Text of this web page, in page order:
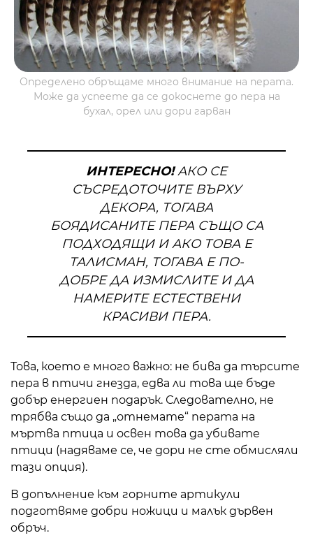
Определено обръщаме много внимание на перата.
Може да успеете да се докоснете до пера на
бухал, орел или дори гарван
ИНТЕРЕСНО!АКО СЕ
СЪСРЕДОТОЧИТЕ ВЪРХУ
ДЕКОРА, ТОГАВА
БОЯДИСАНИТЕ ПЕРА СЪЩО СА
ПОДХОДЯЩИ И АКО ТОВА Е
ТАЛИСМАН, ТОГАВА Е ПО-
ДОБРЕ ДА ИЗМИСЛИТЕ И ДА
НАМЕРИТЕ ЕСТЕСТВЕНИ
КРАСИВИ ПЕРА.
Това, което е много важно: не бива да търсите
пера в птичи гнезда, едва ли това ще бъде
добър енергиен подарък. Следователно, не
трябва също да „отнемате“ перата на
мъртва птица и освен това да убивате
птици (надяваме се, че дори не сте обмисляли
тази опция).
В допълнение към горните артикули
подготвяме добри ножици и малък дървен
обръч.